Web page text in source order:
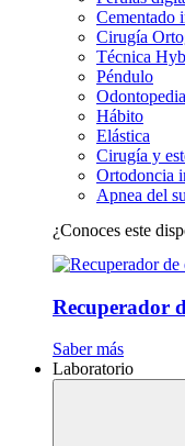
Cementado
Cirugía
Técnica
Péndulo
Hábito
Elástica
Cirugía y
Ortodoncia
Apnea del
¿Conoces este
Recuperador
Saber más
Laboratorio